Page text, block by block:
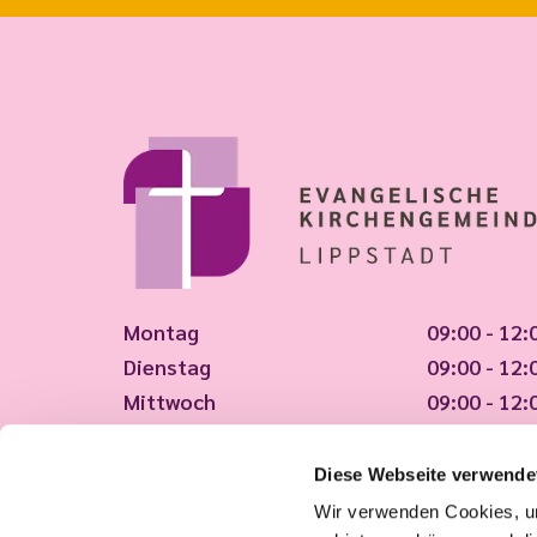
Diese Webseite
Wir verwenden Cookies,
Montag
09:00 -
Dienstag
09:00 -
Mittwoch
09:00 -
09:00 -
Tut uns leid, wir haben geschlossen!